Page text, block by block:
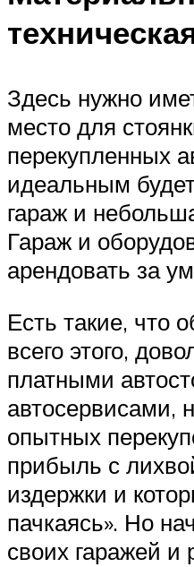
Здесь нужно
место для
перекупленных
идеальным
гараж и
Гараж и
арендовать за
Есть такие, что
всего этого,
платными
автосервисами,
опытных
прибыль с
издержки и
пачкаясь». Но
своих гаражей и